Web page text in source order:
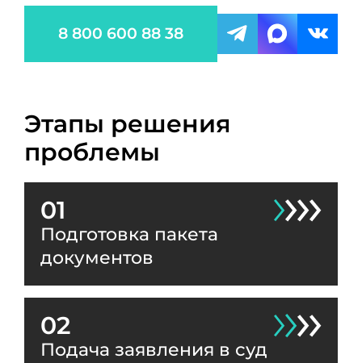
8 800 600 88 38
Этапы решения
проблемы
01
Подготовка пакета
документов
02
Подача заявления в суд